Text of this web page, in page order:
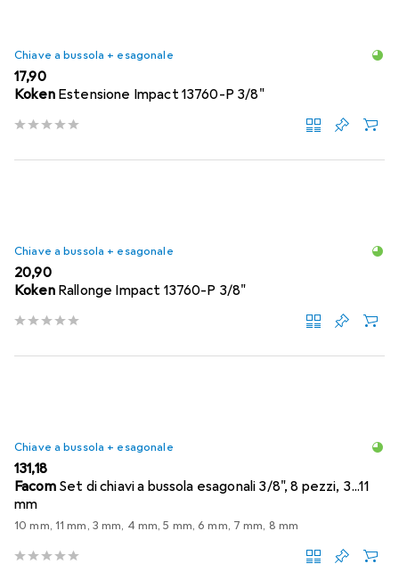
Chiave a bussola + esagonale
EUR
17,90
Koken Estensione Impact 13760-P 3/8"
Chiave a bussola + esagonale
EUR
20,90
Koken Rallonge Impact 13760-P 3/8"
Chiave a bussola + esagonale
EUR
131,18
Facom Set di chiavi a bussola esagonali 3/8", 8 pezzi, 3...11
mm
10 mm, 11 mm, 3 mm, 4 mm, 5 mm, 6 mm, 7 mm, 8 mm